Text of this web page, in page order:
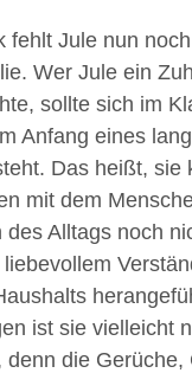
fehlt Jule nun
Wer Jule ein
sollte sich im
Anfang eines
Das heißt, sie
mit dem
des Alltags noch
ist sie vielleicht
denn die Gerüche,